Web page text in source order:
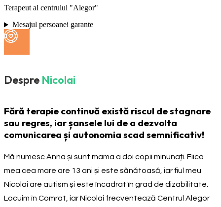
Terapeut al centrului "Alegor"
Mesajul persoanei garante
Despre Nicolai
Fără terapie continuă există riscul de stagnare
sau regres, iar șansele lui de a dezvolta
comunicarea și autonomia scad semnificativ!
Mă numesc Anna și sunt mama a doi copii minunați. Fiica
mea cea mare are 13 ani și este sănătoasă, iar fiul meu
Nicolai are autism și este încadrat în grad de dizabilitate.
Locuim în Comrat, iar Nicolai frecventează Centrul Alegor